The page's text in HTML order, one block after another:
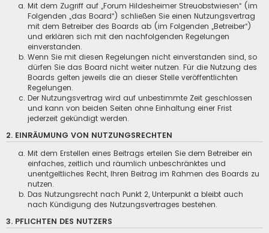
Mit dem Zugriff auf „Forum Hildesheimer Streuobstwiesen“ (im
Folgenden „das Board“) schließen Sie einen Nutzungsvertrag
mit dem Betreiber des Boards ab (im Folgenden „Betreiber“)
und erklären sich mit den nachfolgenden Regelungen
einverstanden.
Wenn Sie mit diesen Regelungen nicht einverstanden sind, so
dürfen Sie das Board nicht weiter nutzen. Für die Nutzung des
Boards gelten jeweils die an dieser Stelle veröffentlichten
Regelungen.
Der Nutzungsvertrag wird auf unbestimmte Zeit geschlossen
und kann von beiden Seiten ohne Einhaltung einer Frist
jederzeit gekündigt werden.
2. EINRÄUMUNG VON NUTZUNGSRECHTEN
Mit dem Erstellen eines Beitrags erteilen Sie dem Betreiber ein
einfaches, zeitlich und räumlich unbeschränktes und
unentgeltliches Recht, Ihren Beitrag im Rahmen des Boards zu
nutzen.
Das Nutzungsrecht nach Punkt 2, Unterpunkt a bleibt auch
nach Kündigung des Nutzungsvertrages bestehen.
3. PFLICHTEN DES NUTZERS